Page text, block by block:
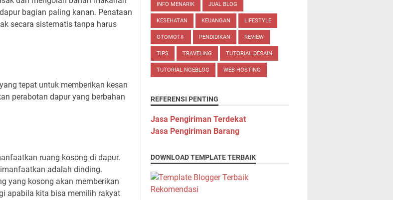
bagian paling kanan. Penataan
secara sistematis tanpa harus
tepat untuk memberikan kesan
perabotan dapur yang berbahan
ruang kosong di dapur.
adalah dinding.
yang kosong akan memberikan
apabila kita bisa memilih rakyat
INFO MENARIK JUAL BLOG
KESEHATAN KEUANGAN LIFESTYLE
OTOMOTIF PENDIDIKAN REVIEW
TIPS TRAVELING TUTORIAL DESAIN
TUTORIAL NGEBLOG WEB HOSTING
REFERENSI PENTING
Jasa Pengiriman Terdekat
Jasa Pengiriman Barang
DOWNLOAD TEMPLATE TERBAIK